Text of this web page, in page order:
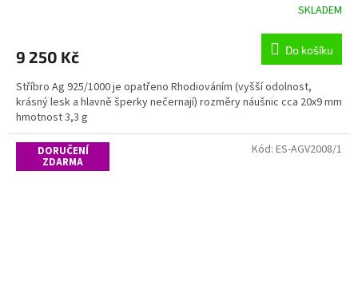
M
A
SKLADEM
9 250 Kč Do košíku
Stříbro Ag 925/1000 je opatřeno Rhodiováním (vyšší odolnost,
krásný lesk a hlavně šperky nečernají) rozměry náušnic cca 20x9 mm
hmotnost 3,3 g
DORUČENÍ
ZDARMA
Kód: ES-AGV2008/1